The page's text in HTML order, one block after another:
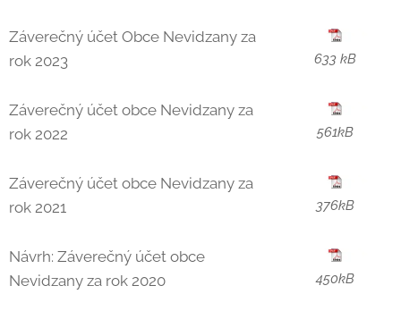
633 kB
Záverečný účet Obce Nevidzany za
rok 2023
561kB
Záverečný účet obce Nevidzany za
rok 2022
376kB
Záverečný účet obce Nevidzany za
rok 2021
450kB
Návrh: Záverečný účet obce
Nevidzany za rok 2020